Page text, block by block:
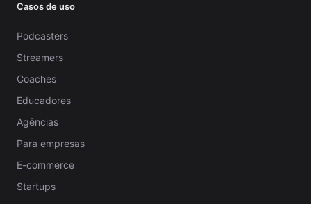
Casos de uso
Podcasters
Streamers
Coaches
Educadores
Agências
Para empresas
E-commerce
Startups